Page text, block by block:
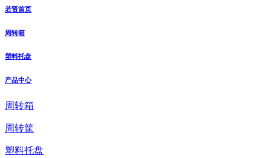
若贤首页
周转箱
塑料托盘
产品中心
周转箱
周转筐
塑料托盘